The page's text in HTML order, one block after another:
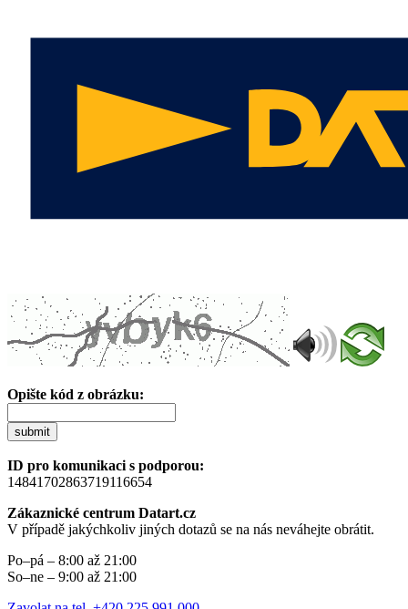
Opište kód z obrázku:
submit
ID pro komunikaci s podporou:
14841702863719116654
Zákaznické centrum Datart.cz
V případě jakýchkoliv jiných dotazů se na nás neváhejte obrátit.
Po–pá – 8:00 až 21:00
So–ne – 9:00 až 21:00